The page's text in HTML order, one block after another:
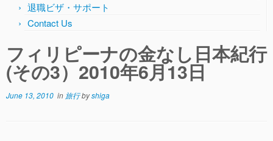
退職ビザ・サポート
Contact Us
フィリピーナの金なし日本紀行
(その3）2010年6月13日
June 13, 2010 in 旅行byshiga